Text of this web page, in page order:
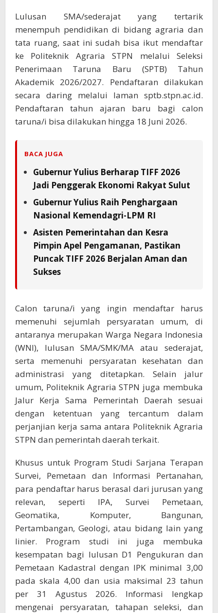
Lulusan SMA/sederajat yang tertarik
menempuh pendidikan di bidang agraria dan
tata ruang, saat ini sudah bisa ikut mendaftar
ke Politeknik Agraria STPN melalui Seleksi
Penerimaan Taruna Baru (SPTB) Tahun
Akademik 2026/2027. Pendaftaran dilakukan
secara daring melalui laman sptb.stpn.ac.id.
Pendaftaran tahun ajaran baru bagi calon
taruna/i bisa dilakukan hingga 18 Juni 2026.
BACA JUGA
Gubernur Yulius Berharap TIFF 2026
Jadi Penggerak Ekonomi Rakyat Sulut
Gubernur Yulius Raih Penghargaan
Nasional Kemendagri-LPM RI
Asisten Pemerintahan dan Kesra
Pimpin Apel Pengamanan, Pastikan
Puncak TIFF 2026 Berjalan Aman dan
Sukses
Calon taruna/i yang ingin mendaftar harus
memenuhi sejumlah persyaratan umum, di
antaranya merupakan Warga Negara Indonesia
(WNI), lulusan SMA/SMK/MA atau sederajat,
serta memenuhi persyaratan kesehatan dan
administrasi yang ditetapkan. Selain jalur
umum, Politeknik Agraria STPN juga membuka
Jalur Kerja Sama Pemerintah Daerah sesuai
dengan ketentuan yang tercantum dalam
perjanjian kerja sama antara Politeknik Agraria
STPN dan pemerintah daerah terkait.
Khusus untuk Program Studi Sarjana Terapan
Survei, Pemetaan dan Informasi Pertanahan,
para pendaftar harus berasal dari jurusan yang
relevan, seperti IPA, Survei Pemetaan,
Geomatika, Komputer, Bangunan,
Pertambangan, Geologi, atau bidang lain yang
linier. Program studi ini juga membuka
kesempatan bagi lulusan D1 Pengukuran dan
Pemetaan Kadastral dengan IPK minimal 3,00
pada skala 4,00 dan usia maksimal 23 tahun
per 31 Agustus 2026. Informasi lengkap
mengenai persyaratan, tahapan seleksi, dan